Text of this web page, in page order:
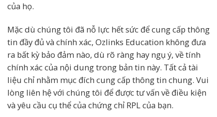
của họ.
Mặc dù chúng tôi đã nỗ lực hết sức để cung cấp thông
tin đầy đủ và chính xác, Ozlinks Education không đưa
ra bất kỳ bảo đảm nào, dù rõ ràng hay ngụ ý, về tính
chính xác của nội dung trong bản tin này. Tất cả tài
liệu chỉ nhằm mục đích cung cấp thông tin chung. Vui
lòng liên hệ với chúng tôi để được tư vấn về điều kiện
và yêu cầu cụ thể của chứng chỉ RPL của bạn.